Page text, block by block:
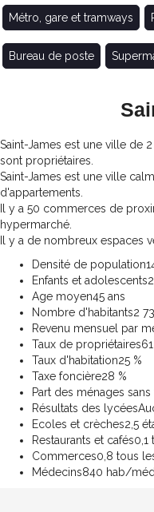
Métro, gare et tramways
Bureau de poste
Saint-James est une ville de
sont propriétaires.
Saint-James est une ville
d'appartements.
Il y a 50 commerces de
hypermarché.
Il y a de nombreux espaces
Densité de population
Enfants et adolescents
Age moyen45 ans
Nombre d'habitants2
Revenu mensuel par
Taux de propriétaires
Taux d'habitation25 %
Taxe foncière28 %
Part des ménages
Résultats des lycées
Ecoles et crèches2,5
Restaurants et cafés0,1
Commerces0,8 tous
Médecins840 hab/